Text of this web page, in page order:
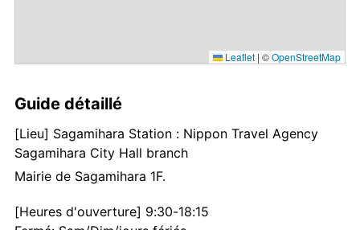
Leaflet | ©OpenStreetMap
Guide détaillé
[Lieu] Sagamihara Station : Nippon Travel Agency
Sagamihara City Hall branch
Mairie de Sagamihara 1F.
[Heures d'ouverture] 9:30-18:15